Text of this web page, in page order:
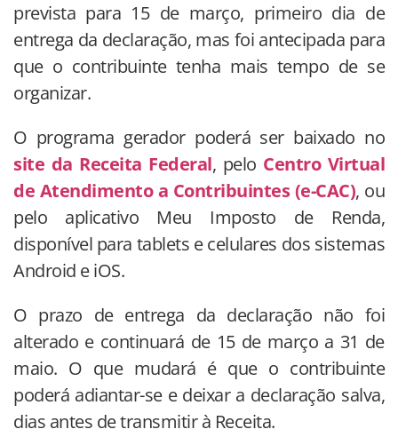
prevista para 15 de março, primeiro dia de
entrega da declaração, mas foi antecipada para
que o contribuinte tenha mais tempo de se
organizar.
O programa gerador poderá ser baixado no
site da Receita Federal, pelo Centro Virtual
de Atendimento a Contribuintes (e-CAC), ou
pelo aplicativo Meu Imposto de Renda,
disponível para tablets e celulares dos sistemas
Android e iOS.
O prazo de entrega da declaração não foi
alterado e continuará de 15 de março a 31 de
maio. O que mudará é que o contribuinte
poderá adiantar-se e deixar a declaração salva,
dias antes de transmitir à Receita.